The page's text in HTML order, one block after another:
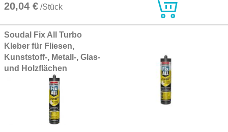
20,04 € /Stück
Soudal Fix All Turbo
Kleber für Fliesen,
Kunststoff-, Metall-, Glas-
und Holzflächen